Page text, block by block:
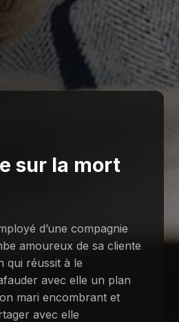
sur la mort
d’une compagnie
amoureux de sa cliente
qui réussit à le
avec elle un plan
mari encombrant et
avec elle